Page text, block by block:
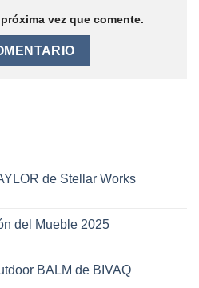
vez que comente.
de Stellar Works
del Mueble 2025
BALM de BIVAQ